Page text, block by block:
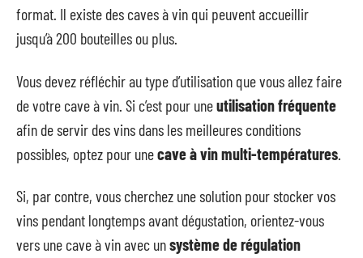
format. Il existe des caves à vin qui peuvent accueillir
jusqu’à 200 bouteilles ou plus.
Vous devez réfléchir au type d’utilisation que vous allez faire
de votre cave à vin. Si c’est pour uneutilisation fréquente
afin de servir des vins dans les meilleures conditions
possibles, optez pour unecave à vin multi-températures
Si, par contre, vous cherchez une solution pour stocker vos
vins pendant longtemps avant dégustation, orientez-vous
vers une cave à vin avec unsystème de régulation